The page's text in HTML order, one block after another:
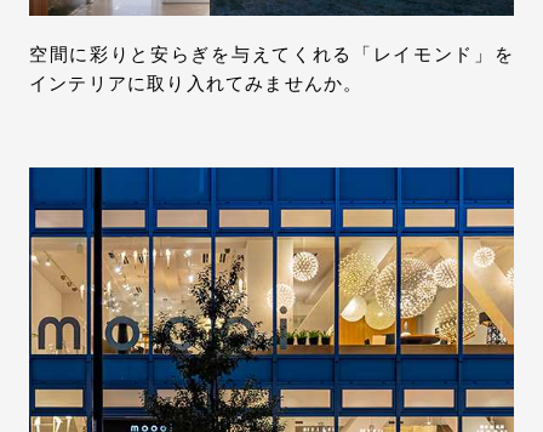
空間に彩りと安らぎを与えてくれる「レイモンド」を
インテリアに取り入れてみませんか。